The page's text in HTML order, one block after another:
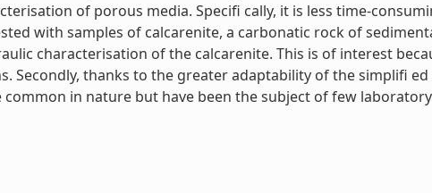
of porous media. Specifi cally, it is less time-
with samples of calcarenite, a carbonatic rock of
characterisation of the calcarenite. This is of interest
Secondly, thanks to the greater adaptability of the simplifi
in nature but have been the subject of few